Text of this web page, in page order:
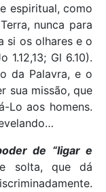
espiritual, como
nunca para
si os olhares e o
Gl 6.10).
da Palavra, e o
sua missão, que
Lo aos homens.
de “ligar e
solta, que dá